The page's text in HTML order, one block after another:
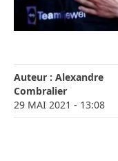
Auteur : Alexandre
Combralier
29 MAI 2021 - 13:08